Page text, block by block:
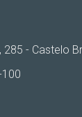
285 - Castelo